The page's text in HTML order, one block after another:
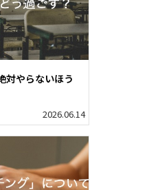
対やらないほう
2026.06.14